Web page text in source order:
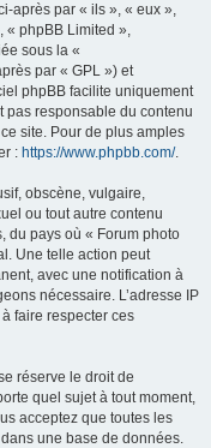
après par « ils », « eux »,
« phpBB Limited »,
sous la «
par « GPL ») et
phpBB facilite uniquement
pas responsable du contenu
site. Pour de plus amples
: https://www.phpbb.com/.
obscène, vulgaire,
ou tout autre contenu
du pays où « Forum photo
Une telle action peut
avec une notification à
nécessaire. L’adresse IP
faire respecter ces
réserve le droit de
quel sujet à tout moment,
acceptez que toutes les
une base de données.